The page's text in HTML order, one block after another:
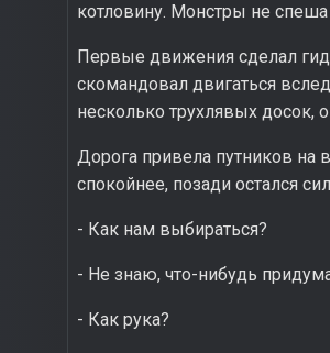
котловину. Монстры не
Первые движения сделал гид,
скомандовал двигаться
несколько трухлявых досок,
Дорога привела путников на
спокойнее, позади остался
- Как нам выбираться?
- Не знаю, что-нибудь
- Как рука?